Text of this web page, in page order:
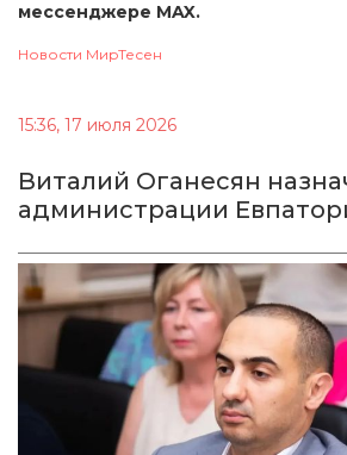
мессенджере MAX.
Новости МирТесен
15:36, 17 июля 2026
Виталий Оганесян
администрации